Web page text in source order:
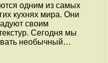
одним из самых
кухнях мира. Они
своим
Сегодня мы
необычный…